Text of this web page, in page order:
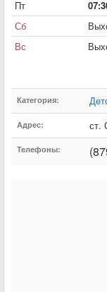
Пт
Сб
Вс
Категория:
Адрес: ст.
Телефоны: